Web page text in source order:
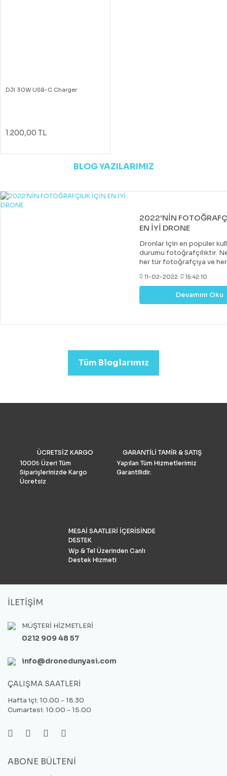
DJI 30W USB-C Charger
1.200,00 TL
BLOG YAZILARIMIZ
2022'NİN
EN İYİ DRONE
Dronlar için en popüler
durumu fotoğrafçılıktır.
her tür fotoğrafçıya ve
drone, DJI tarafından
diğer markalar tarafından
değerli rakipler de vardır.
drone almak mümkündür.
emlak)sektörleri için
Drone Fiyatları oldukça
grubu Drone Industry
tarafından FAA drone
numaralarının analizine
Devamını Oku
11-02-2022 15:42:10
Tüm Bloglarımız
ÜCRETSİZ KARGO
1000₺ Üzeri Tüm
Siparişlerinizde Kargo
Ücretsiz
GARANTİLİ TAMİR & SATIŞ
Yapılan Tüm Hizmetlerimiz
Garantilidir.
MESAİ SAATLERİ İÇERİSİNDE
DESTEK
Wp & Tel Üzerinden Canlı
Destek Hizmeti
İLETİŞİM
MÜŞTERİ HİZMETLERİ
0212 909 48 57
info@dronedunyasi.com
ÇALIŞMA SAATLERİ
Hafta içi: 10.00 - 18.30
Cumartesi: 10.00 - 15.00
ABONE BÜLTENİ